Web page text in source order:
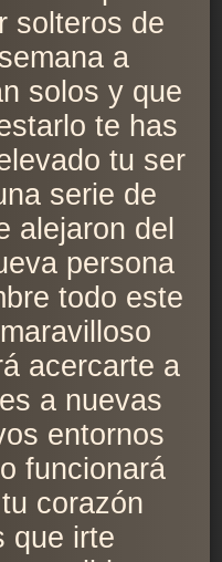
solteros de
a
solos y que
te has
tu ser
serie de
alejaron del
persona
todo este
acercarte a
a nuevas
entornos
funcionará
corazón
que irte